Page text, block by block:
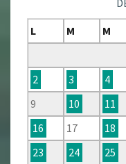
L
M M
2
3 4
9
10 11
16
17 18
23
24 25